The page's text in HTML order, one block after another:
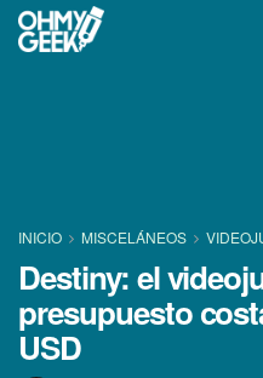
INICIO MISCELÁNEOS
Destiny: el
presupuesto
USD